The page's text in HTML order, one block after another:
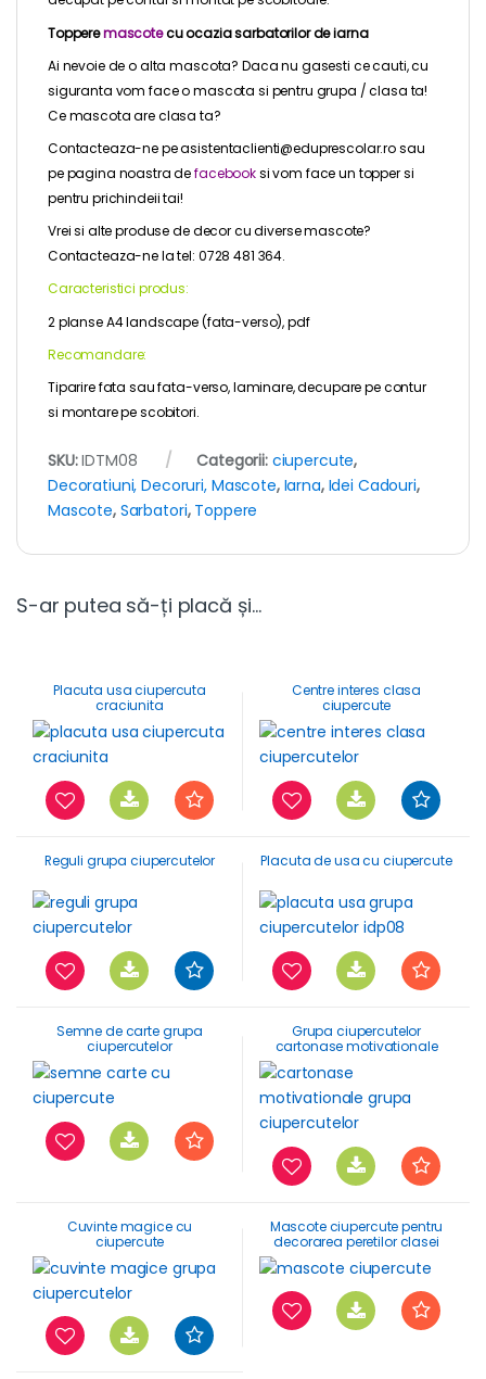
Topperemascotecu ocazia sarbatorilor de iarna
Ai nevoie de o alta mascota? Daca nu gasesti ce cauti, cu
siguranta vom face o mascota si pentru grupa / clasa ta!
Ce mascota are clasa ta?
Contacteaza-ne pe asistentaclienti@eduprescolar.ro sau
pe pagina noastra defacebooksi vom face un topper si
pentru prichindeii tai!
Vrei si alte produse de decor cu diverse mascote?
Contacteaza-ne la tel: 0728 481 364.
Caracteristici produs:
2 planse A4 landscape (fata-verso), pdf
Recomandare:
Tiparire fata sau fata-verso, laminare, decupare pe contur
si montare pe scobitori.
SKU:IDTM08 Categorii: ciupercute,
Decoratiuni, Decoruri, Mascote, Iarna, Idei Cadouri,
Mascote, Sarbatori, Toppere
S-ar putea să-ți placă și…
Placuta usa ciupercuta
craciunita
Centre interes clasa
ciupercute
Reguli grupa ciupercutelor Placuta de usa cu ciupercute
Semne de carte grupa
ciupercutelor
Grupa ciupercutelor
cartonase motivationale
Cuvinte magice cu
ciupercute
Mascote ciupercute pentru
decorarea peretilor clasei